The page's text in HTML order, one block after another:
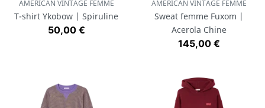
AMERICAN VINTAGE FEMME
T-shirt Ykobow | Spiruline
Prix
50,00 €
AMERICAN VINTAGE FEMME
Sweat femme Fuxom |
Acerola Chine
Prix
145,00 €